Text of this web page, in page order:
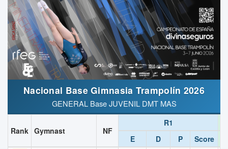
Nacional Base Gimnasia Trampolín 2026
GENERAL Base JUVENIL DMT MAS
Rank Gymnast NF
R1
E
D P
Score